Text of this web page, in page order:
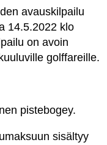
avauskilpailu
14.5.2022 klo
on avoin
golffareille.
pistebogey.
sisältyy